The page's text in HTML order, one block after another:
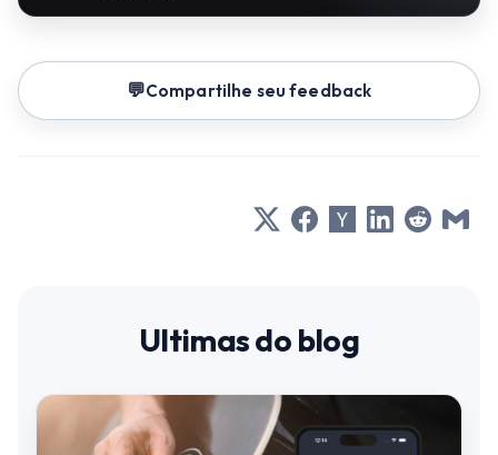
Compartilhe seu feedback
Ultimas do blog